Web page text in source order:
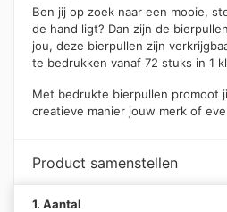
Ben jij op zoek naar een mooie,
de hand ligt? Dan zijn de
jou, deze bierpullen zijn
te bedrukken vanaf 72 stuks in 1
Met bedrukte bierpullen promoot
creatieve manier jouw merk of
Product samenstellen
1. Aantal